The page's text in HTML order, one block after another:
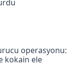
operasyonu:
kokain ele